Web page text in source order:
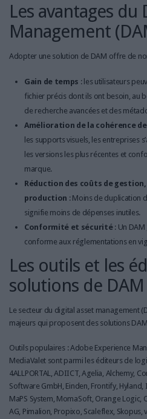
Les avantages du
Management
Adopter une solution de DAM offre de
Gain de temps : les utilisateurs
fichier précis dont ils ont besoin, au
de recherche avancées et des
Amélioration de la cohérence
les supports visuels, les entreprises
les versions les plus récentes et
marque.
Réduction des coûts de
production : Moins de duplication
signifie moins de dépenses inutiles.
Conformité et sécurité: Un DAM
conforme aux réglementations en
Les outils et les
solutions de DAM
Le secteur du digital asset management
majeurs qui proposent des solutions
Outils populaires : Adobe Experience
MediaValet sont parmi les éditeurs de
4ALLPORTAL, ADIICT, Agelia, Alchemy,
Software GmbH, Einden, Frontify,
MaPS System, MomaSoft, Orange Logic,
AG, Pimalion, Propixo, Scaleflex, Skopus,